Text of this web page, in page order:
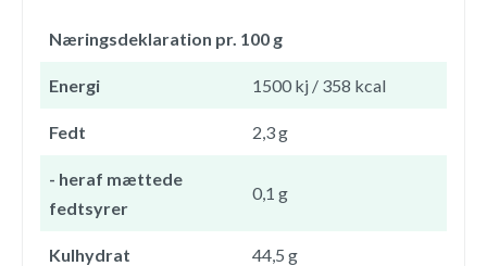
Næringsdeklaration pr. 100 g
Energi 1500 kj / 358 kcal
Fedt 2,3 g
- heraf mættede
fedtsyrer
0,1 g
Kulhydrat 44,5 g